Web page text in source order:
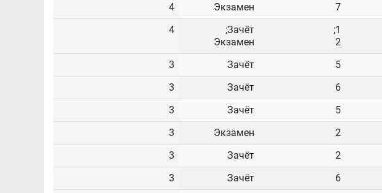
7
Экзамен
4
1;
2
Зачёт;
Экзамен
4
5
Зачёт
3
6
Зачёт
3
5
Зачёт
3
2
Экзамен
3
2
Зачёт
3
6
Зачёт
3